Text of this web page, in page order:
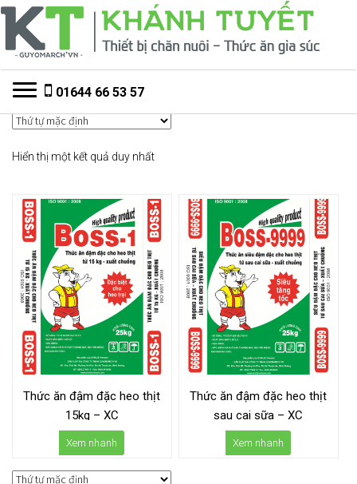
Đi
đến
Điều
hướng
Chuyển
đến
nội
dung
01644 66 53 57
Hiển thị một kết quả duy nhất
Thức ăn đậm đặc heo thịt
15kg – XC
Xem nhanh
Thức ăn đậm đặc heo thịt
sau cai sữa – XC
Xem nhanh